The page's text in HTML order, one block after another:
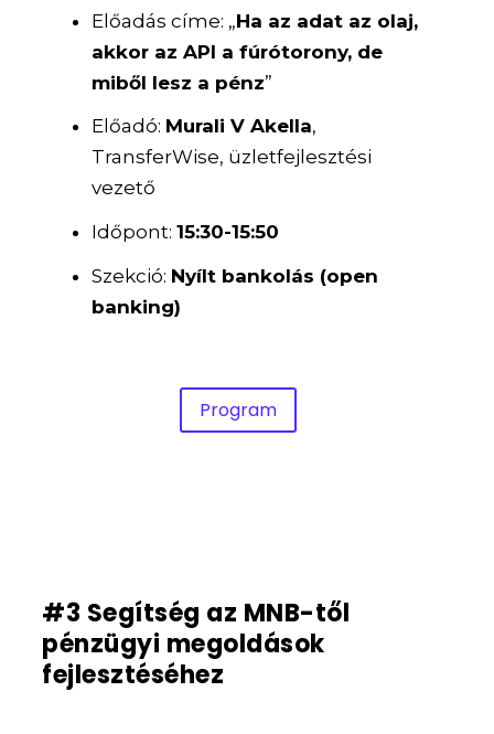
Előadás címe: „Ha az adat az olaj,
akkor az API a fúrótorony, de
miből lesz a pénz”
Előadó: Murali V Akella,
TransferWise, üzletfejlesztési
vezető
Időpont:15:30-15:50
Szekció: Nyílt bankolás (open
banking)
Program
#3 Segítség az MNB-től
pénzügyi megoldások
fejlesztéséhez